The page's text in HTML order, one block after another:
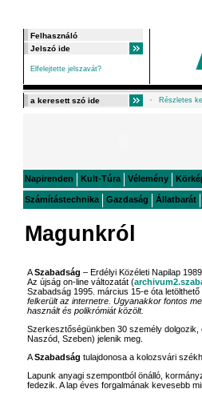
Elfelejtette jelszavát?
Részletes
Napirenden Kult-Túra Vélemény
Számítástechnika Gazdaság Állatbarát
Magunkról
ASzabadság – Erdélyi Közéleti Napilap
Az újság on-line változatát (
Szabadság 1995. március 15-e óta letölthető
felkerült az internetre. Ugyanakkor fontos
használt és polikrómiát közölt.
Szerkesztőségünkben 30 személy dolgozik,
Naszód, Szeben) jelenik meg.
ASzabadság tulajdonosa a kolozsvári
Lapunk anyagi szempontból önálló,
fedezik. A lap éves forgalmának kevesebb